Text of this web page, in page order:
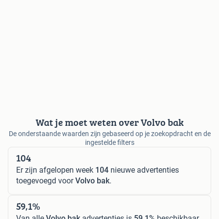
Wat je moet weten over Volvo bak
De onderstaande waarden zijn gebaseerd op je zoekopdracht en de
ingestelde filters
104
Er zijn afgelopen week 104 nieuwe advertenties
toegevoegd voorVolvo bak.
59,1%